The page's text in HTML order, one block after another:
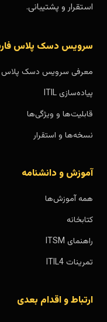
استقرار و پشتیبانی.
سرویس دسک پلاس
معرفی سرویس دسک پلاس
پیاده‌سازی ITIL
قابلیت‌ها و ویژگی‌ها
نسخه‌ها و استقرار
آموزش و دانشنامه
همه آموزش‌ها
کتابخانه
راهنمای ITSM
تمرینات ITIL4
ارتباط و اقدام بعدی